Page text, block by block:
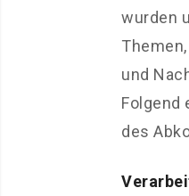
wurden
und
Folgend
des